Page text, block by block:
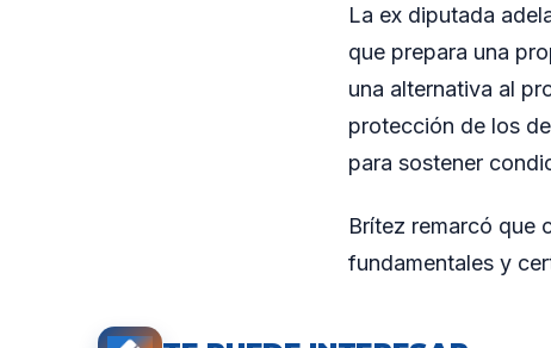
La ex diputada
que prepara una
una alternativa al
protección de los
para sostener
Brítez remarcó que
fundamentales y